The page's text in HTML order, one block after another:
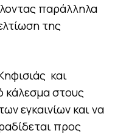
παράλληλα
της
και
κάλεσμα στους
εγκαινίων και να
προς